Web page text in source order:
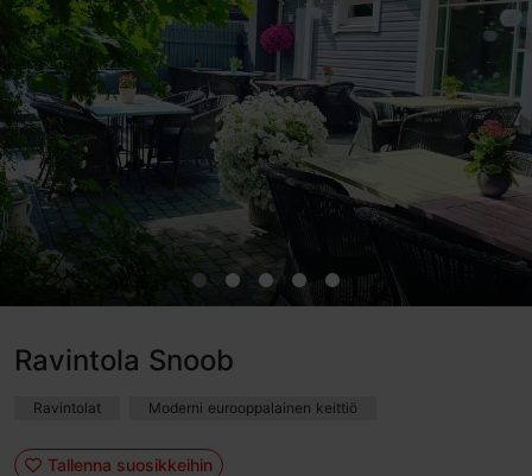
Ravintola Snoob
Ravintolat Moderni eurooppalainen keittiö
Tallenna suosikkeihin